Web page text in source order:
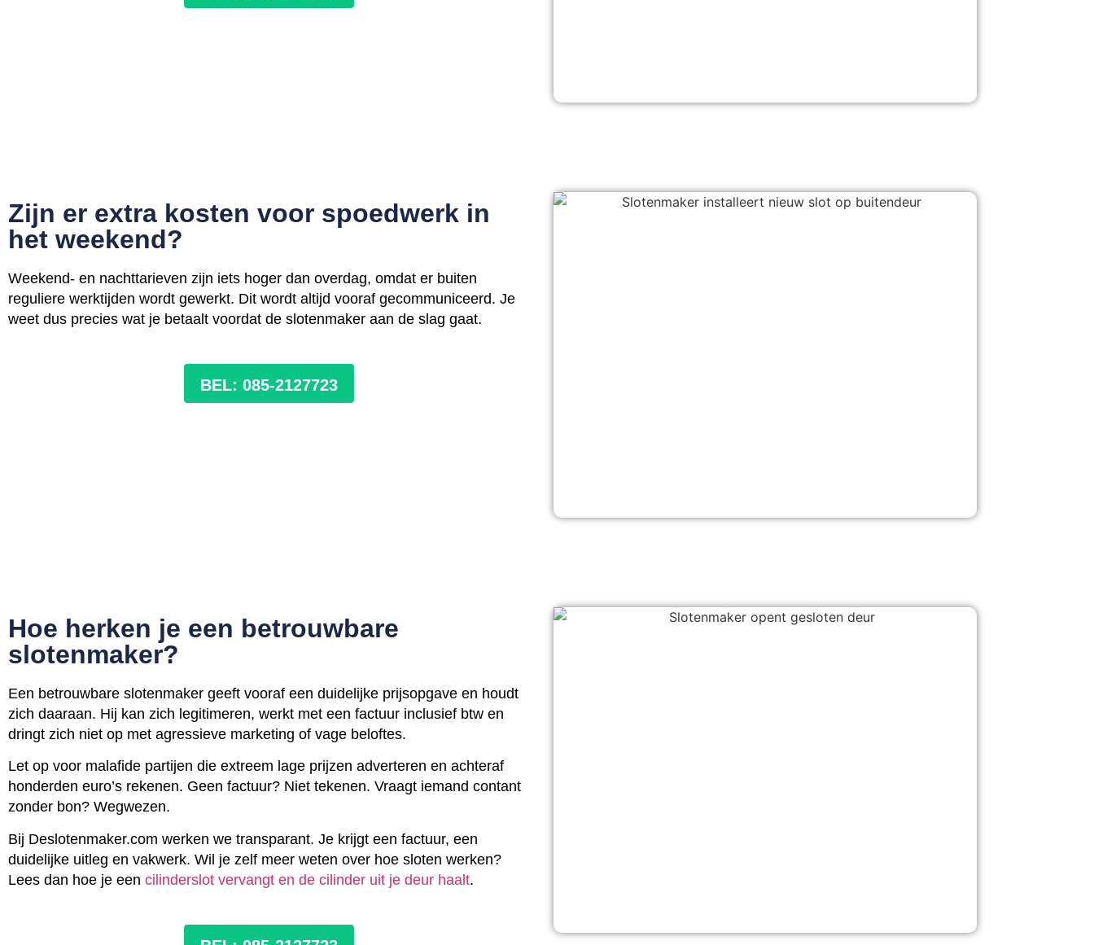
Zijn er extra kosten voor spoedwerk in
het weekend?
Weekend- en nachttarieven zijn iets hoger dan overdag, omdat er buiten
reguliere werktijden wordt gewerkt. Dit wordt altijd vooraf gecommuniceerd. Je
weet dus precies wat je betaalt voordat de slotenmaker aan de slag gaat.
BEL: 085-2127723
Hoe herken je een betrouwbare
slotenmaker?
Een betrouwbare slotenmaker geeft vooraf een duidelijke prijsopgave en houdt
zich daaraan. Hij kan zich legitimeren, werkt met een factuur inclusief btw en
dringt zich niet op met agressieve marketing of vage beloftes.
Let op voor malafide partijen die extreem lage prijzen adverteren en achteraf
honderden euro’s rekenen. Geen factuur? Niet tekenen. Vraagt iemand contant
zonder bon? Wegwezen.
Bij Deslotenmaker.com werken we transparant. Je krijgt een factuur, een
duidelijke uitleg en vakwerk. Wil je zelf meer weten over hoe sloten werken?
Lees dan hoe je een cilinderslot vervangt en de cilinder uit je deur haalt.